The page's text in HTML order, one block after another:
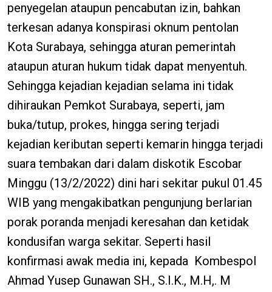
penyegelan ataupun pencabutan izin, bahkan
terkesan adanya konspirasi oknum pentolan
Kota Surabaya, sehingga aturan pemerintah
ataupun aturan hukum tidak dapat menyentuh.
Sehingga kejadian kejadian selama ini tidak
dihiraukan Pemkot Surabaya, seperti, jam
buka/tutup, prokes, hingga sering terjadi
kejadian keributan seperti kemarin hingga terjadi
suara tembakan dari dalam diskotik Escobar
Minggu (13/2/2022) dini hari sekitar pukul 01.45
WIB yang mengakibatkan pengunjung berlarian
porak poranda menjadi keresahan dan ketidak
kondusifan warga sekitar. Seperti hasil
konfirmasi awak media ini, kepada Kombespol
Ahmad Yusep Gunawan SH., S.I.K., M.H,. M